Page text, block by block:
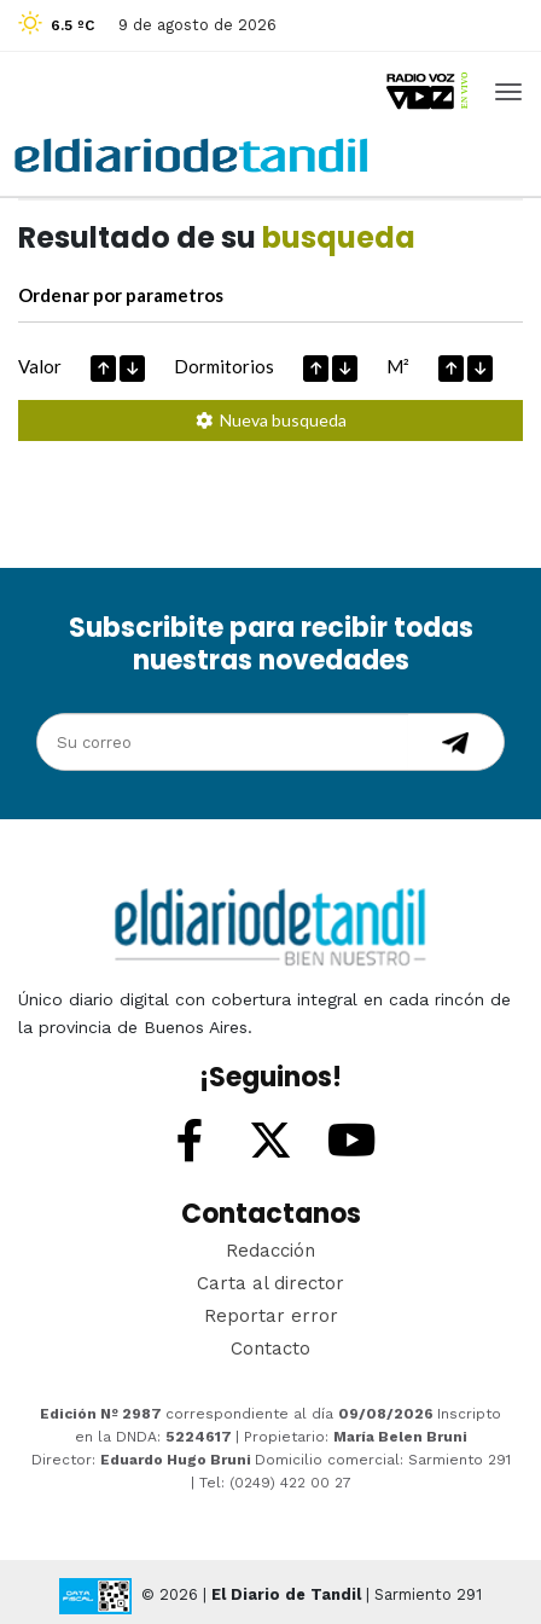
6.5 ºC 9 de agosto de 2026
Resultado de su busqueda
Ordenar por parametros
Valor Dormitorios M²
Nueva busqueda
Subscribite para recibir todas
nuestras novedades
Único diario digital con cobertura integral en cada rincón de
la provincia de Buenos Aires.
¡Seguinos!
Contactanos
Redacción
Carta al director
Reportar error
Contacto
Edición Nº 2987 correspondiente al día 09/08/2026 Inscripto
en la DNDA: 5224617 | Propietario: María Belen Bruni
Director: Eduardo Hugo Bruni Domicilio comercial: Sarmiento 291
| Tel: (0249) 422 00 27
© 2026 | El Diario de Tandil| Sarmiento 291